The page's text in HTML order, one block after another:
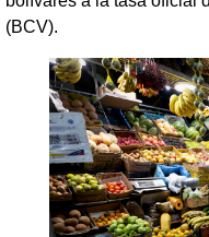
(BCV).